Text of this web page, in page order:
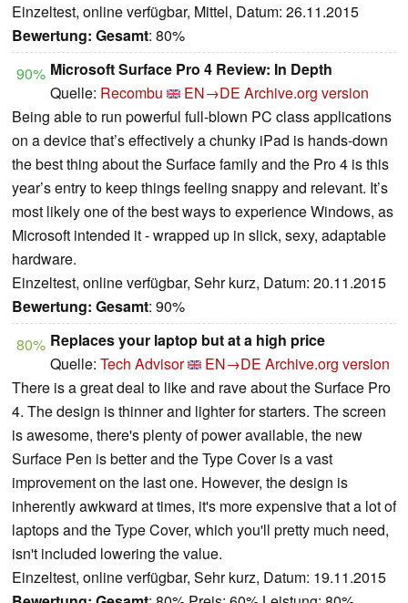
Einzeltest, online verfügbar, Mittel, Datum: 26.11.2015
Bewertung: Gesamt: 80%
90% Microsoft Surface Pro 4 Review: In Depth
Quelle: Recombu EN→DE Archive.org version
Being able to run powerful full-blown PC class applications
on a device that’s effectively a chunky iPad is hands-down
the best thing about the Surface family and the Pro 4 is this
year’s entry to keep things feeling snappy and relevant. It’s
most likely one of the best ways to experience Windows, as
Microsoft intended it - wrapped up in slick, sexy, adaptable
hardware.
Einzeltest, online verfügbar, Sehr kurz, Datum: 20.11.2015
Bewertung: Gesamt: 90%
80% Replaces your laptop but at a high price
Quelle: Tech Advisor EN→DE Archive.org version
There is a great deal to like and rave about the Surface Pro
4. The design is thinner and lighter for starters. The screen
is awesome, there's plenty of power available, the new
Surface Pen is better and the Type Cover is a vast
improvement on the last one. However, the design is
inherently awkward at times, it's more expensive that a lot of
laptops and the Type Cover, which you'll pretty much need,
isn't included lowering the value.
Einzeltest, online verfügbar, Sehr kurz, Datum: 19.11.2015